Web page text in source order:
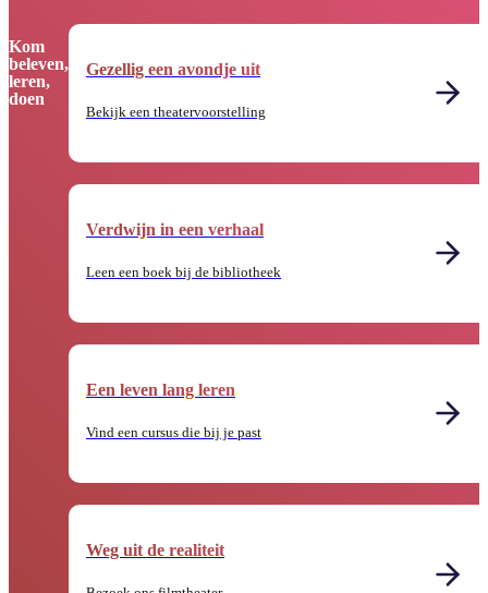
Kom
beleven,
leren,
doen
Gezellig een avondje uit
Bekijk een theatervoorstelling
Verdwijn in een verhaal
Leen een boek bij de bibliotheek
Een leven lang leren
Vind een cursus die bij je past
Weg uit de realiteit